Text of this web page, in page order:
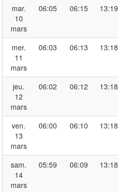
mar.
10
mars
06:05 06:15 13:19
mer.
11
mars
06:03 06:13 13:18
jeu.
12
mars
06:02 06:12 13:18
ven.
13
mars
06:00 06:10 13:18
sam.
14
mars
05:59 06:09 13:18